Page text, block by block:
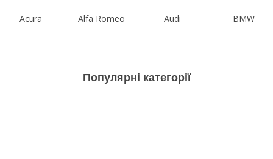
Acura Alfa Romeo Audi BMW
Популярні категорії